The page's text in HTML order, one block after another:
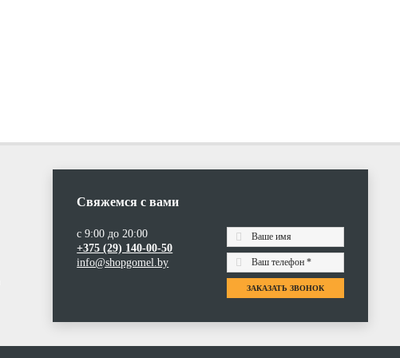
Свяжемся с вами
с 9:00 до 20:00
+375 (29) 140-00-50
info@shopgomel.by
ЗАКАЗАТЬ ЗВОНОК